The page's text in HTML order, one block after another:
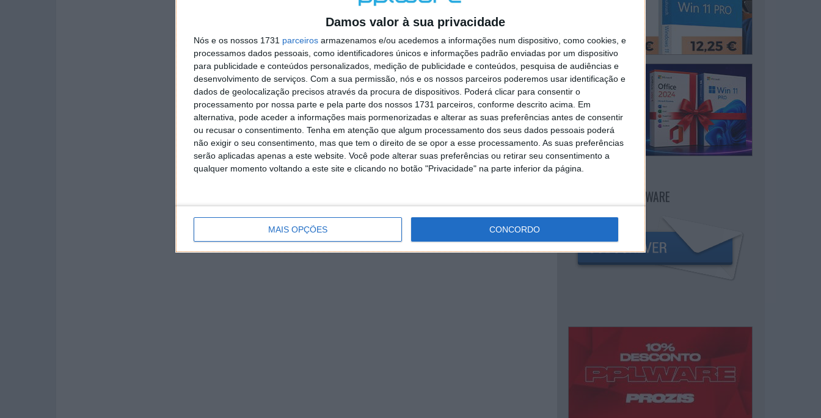
Damos valor à sua privacidade
Nós e os nossos 1731 parceiros armazenamos e/ou acedemos a informações num dispositivo, como cookies, e
processamos dados pessoais, como identificadores únicos e informações padrão enviadas por um dispositivo
para publicidade e conteúdos personalizados, medição de publicidade e conteúdos, pesquisa de audiências e
desenvolvimento de serviços. Com a sua permissão, nós e os nossos parceiros poderemos usar identificação e
dados de geolocalização precisos através da procura de dispositivos. Poderá clicar para consentir o
processamento por nossa parte e pela parte dos nossos 1731 parceiros, conforme descrito acima. Em
alternativa, pode aceder a informações mais pormenorizadas e alterar as suas preferências antes de consentir
ou recusar o consentimento. Tenha em atenção que algum processamento dos seus dados pessoais poderá
não exigir o seu consentimento, mas que tem o direito de se opor a esse processamento. As suas preferências
serão aplicadas apenas a este website. Você pode alterar suas preferências ou retirar seu consentimento a
qualquer momento voltando a este site e clicando no botão "Privacidade" na parte inferior da página.
MAIS OPÇÕES CONCORDO
NEWSLETTER PPLWARE